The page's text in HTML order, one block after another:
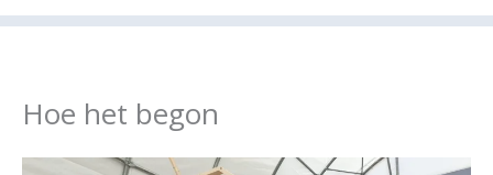
Hoe het begon